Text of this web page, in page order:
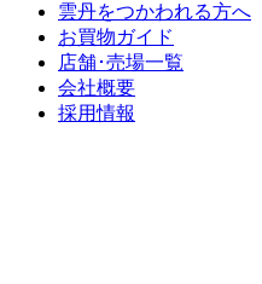
雲丹をつかわれる方へ
お買物ガイド
店舗･売場一覧
会社概要
採用情報